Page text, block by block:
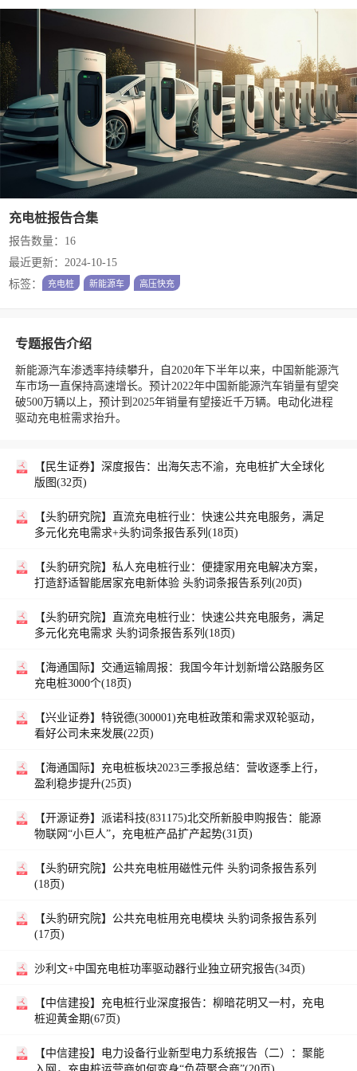
充电桩报告合集
报告数量：16
最近更新：2024-10-15
标签：
充电桩 新能源车 高压快充
专题报告介绍
新能源汽车渗透率持续攀升，自2020年下半年以来，中国新能源汽
车市场一直保持高速增长。预计2022年中国新能源汽车销量有望突
破500万辆以上，预计到2025年销量有望接近千万辆。电动化进程
驱动充电桩需求抬升。
【民生证券】 深度报告：出海矢志不渝，充电桩扩大全球化
版图(32页)
【头豹研究院】
直流充电桩行业：快速公共充电服务，满足
多元化充电需求+头豹词条报告系列(18页)
【头豹研究院】 私人充电桩行业：便捷家用充电解决方案，
打造舒适智能居家充电新体验 头豹词条报告系列(20页)
【头豹研究院】
直流充电桩行业：快速公共充电服务，满足
多元化充电需求 头豹词条报告系列(18页)
【海通国际】 交通运输周报：我国今年计划新增公路服务区
充电桩3000个(18页)
【兴业证券】 特锐德(300001)充电桩政策和需求双轮驱动，
看好公司未来发展(22页)
【海通国际】 充电桩板块2023三季报总结：营收逐季上行，
盈利稳步提升(25页)
【开源证券】 派诺科技(831175)北交所新股申购报告：能源
物联网“小巨人”，充电桩产品扩产起势(31页)
【头豹研究院】 公共充电桩用磁性元件 头豹词条报告系列
(18页)
【头豹研究院】 公共充电桩用充电模块 头豹词条报告系列
(17页)
沙利文+中国充电桩功率驱动器行业独立研究报告(34页)
【中信建投】 充电桩行业深度报告：柳暗花明又一村，充电
桩迎黄金期(67页)
【中信建投】 电力设备行业新型电力系统报告（二）：聚能